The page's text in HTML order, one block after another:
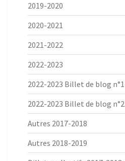
2019-2020
2020-2021
2021-2022
2022-2023
2022-2023 Billet de blog n°1
2022-2023 Billet de blog n°2
Autres 2017-2018
Autres 2018-2019